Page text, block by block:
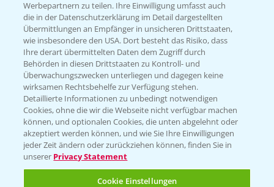
Kontakt & Notfall
Beratung auf WhatsApp
T.+49 (0)174 346 564 1
KONTAKT
Hilfe in Notfällen
T.+49 (0)214/30-20220
Werbepartnern zu teilen. Ihre Einwilligung umfasst auch
die in der Datenschutzerklärung im Detail dargestellten
Übermittlungen an Empfänger in unsicheren Drittstaaten,
wie insbesondere den USA. Dort besteht das Risiko, dass
Ihre derart übermittelten Daten dem Zugriff durch
Behörden in diesen Drittstaaten zu Kontroll- und
Überwachungszwecken unterliegen und dagegen keine
wirksamen Rechtsbehelfe zur Verfügung stehen.
Detaillierte Informationen zu unbedingt notwendigen
Cookies, ohne die wir die Webseite nicht verfügbar machen
können, und optionalen Cookies, die unten abgelehnt oder
akzeptiert werden können, und wie Sie Ihre Einwilligungen
jeder Zeit ändern oder zurückziehen können, finden Sie in
unserer Privacy Statement
Cookie Einstellungen